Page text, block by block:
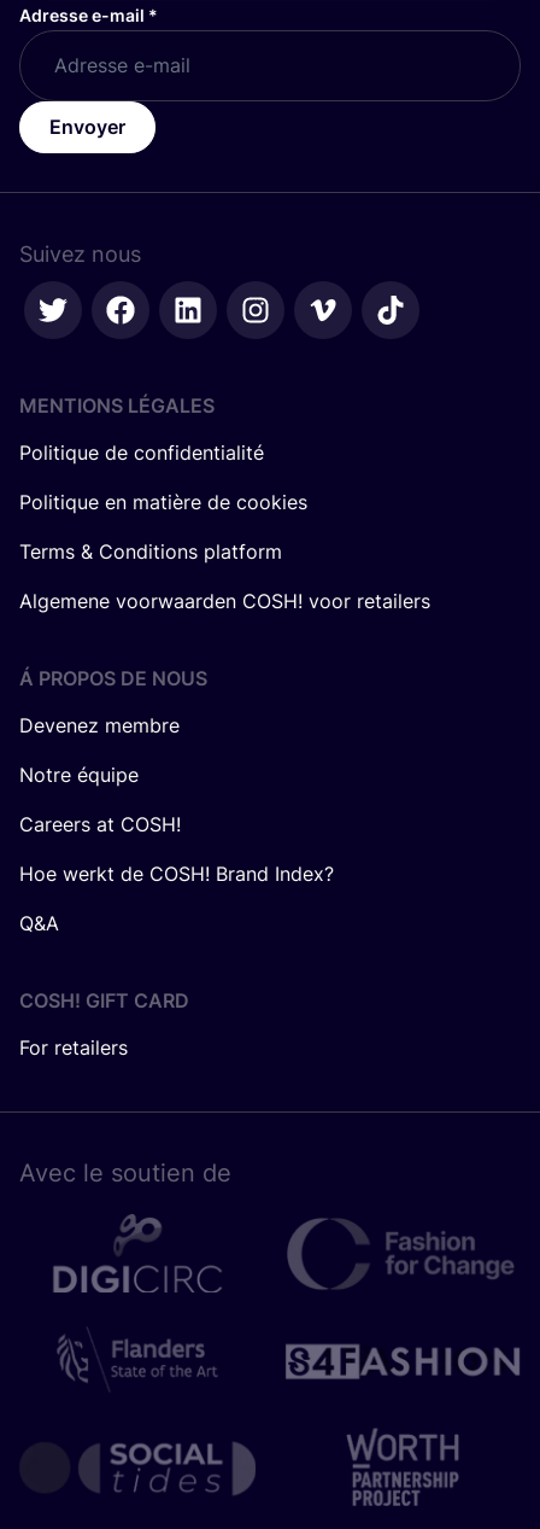
Adresse e-mail *
Envoyer
Suivez nous
MENTIONS LÉGALES
Politique de confidentialité
Politique en matière de cookies
Terms & Conditions platform
Algemene voorwaarden COSH! voor retailers
Á PROPOS DE NOUS
Devenez membre
Notre équipe
Careers at COSH!
Hoe werkt de COSH! Brand Index?
Q&A
COSH! GIFT CARD
For retailers
Avec le sou­tien de